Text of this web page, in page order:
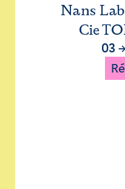
Nans
Cie
03 →